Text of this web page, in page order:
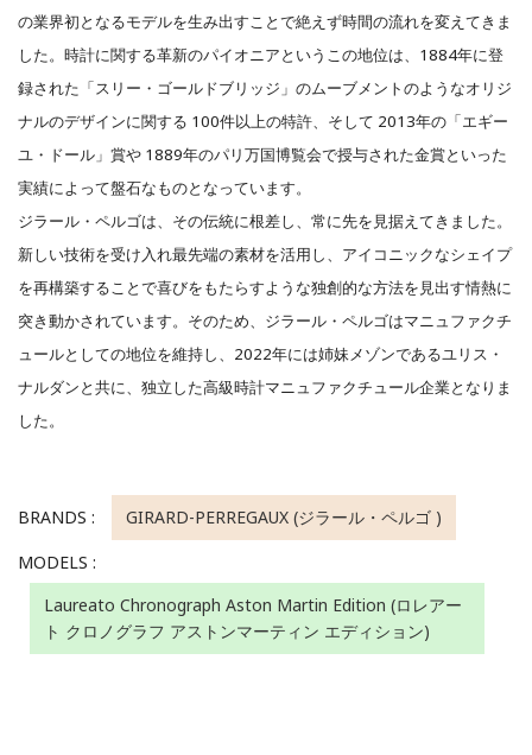
の業界初となるモデルを生み出すことで絶えず時間の流れを変えてきま
した。時計に関する革新のパイオニアというこの地位は、1884年に登
録された「スリー・ゴールドブリッジ」のムーブメントのようなオリジ
ナルのデザインに関する 100件以上の特許、そして 2013年の「エギー
ユ・ドール」賞や 1889年のパリ万国博覧会で授与された金賞といった
実績によって盤石なものとなっています。
ジラール・ペルゴは、その伝統に根差し、常に先を見据えてきました。
新しい技術を受け入れ最先端の素材を活用し、アイコニックなシェイプ
を再構築することで喜びをもたらすような独創的な方法を見出す情熱に
突き動かされています。そのため、ジラール・ペルゴはマニュファクチ
ュールとしての地位を維持し、2022年には姉妹メゾンであるユリス・
ナルダンと共に、独立した高級時計マニュファクチュール企業となりま
した。
BRANDS :
GIRARD-PERREGAUX (ジラール・ペルゴ )
MODELS :
Laureato Chronograph Aston Martin Edition (ロレアー
ト クロノグラフ アストンマーティン エディション)